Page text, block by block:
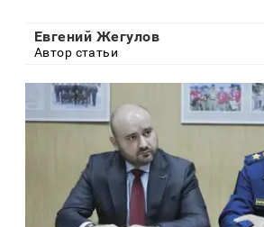
Евгений Жегулов
Автор статьи